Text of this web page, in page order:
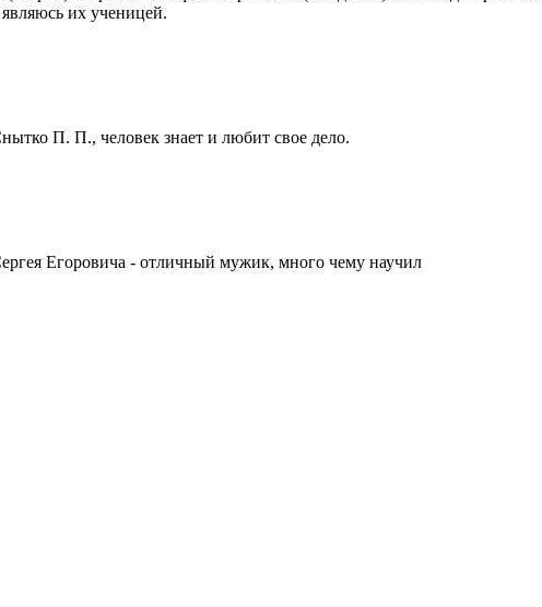
их ученицей.
П. П., человек знает и любит свое дело.
Егоровича - отличный мужик, много чему научил